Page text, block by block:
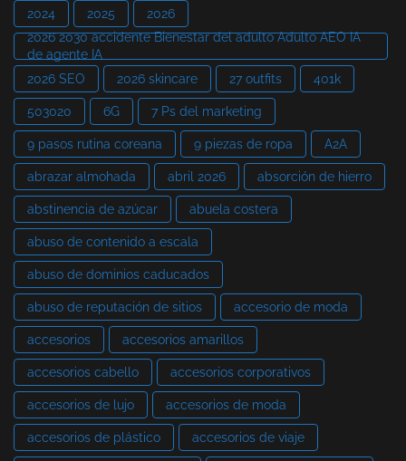
2024 2025
2026
2026 2030 accidente Bienestar del adulto Adulto AEO IA
de agente IA
2026 SEO
2026 skincare 27 outfits 401k
503020 6G 7 Ps del marketing
9 pasos rutina coreana 9 piezas de ropa A2A
abrazar almohada abril 2026 absorción de hierro
abstinencia de azúcar abuela costera
abuso de contenido a escala
abuso de dominios caducados
abuso de reputación de sitios accesorio de moda
accesorios accesorios amarillos
accesorios cabello accesorios corporativos
accesorios de lujo accesorios de moda
accesorios de plástico accesorios de viaje